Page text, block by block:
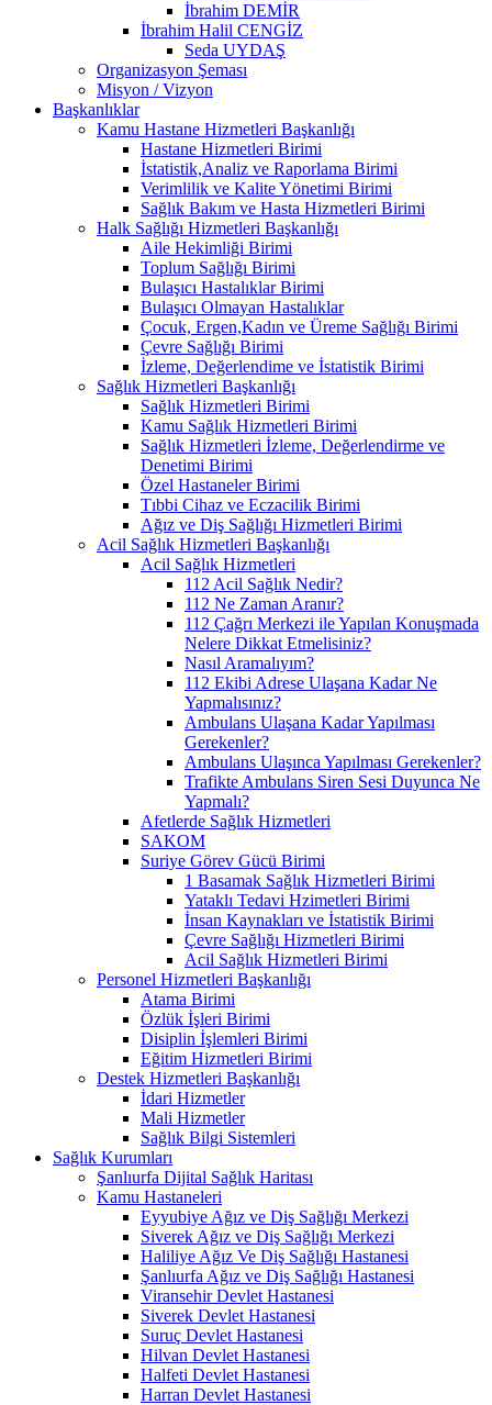
İbrahim DEMİR
İbrahim Halil CENGİZ
Seda UYDAŞ
Organizasyon Şeması
Misyon / Vizyon
Başkanlıklar
Kamu Hastane Hizmetleri Başkanlığı
Hastane Hizmetleri Birimi
İstatistik,Analiz ve Raporlama Birimi
Verimlilik ve Kalite Yönetimi Birimi
Sağlık Bakım ve Hasta Hizmetleri Birimi
Halk Sağlığı Hizmetleri Başkanlığı
Aile Hekimliği Birimi
Toplum Sağlığı Birimi
Bulaşıcı Hastalıklar Birimi
Bulaşıcı Olmayan Hastalıklar
Çocuk, Ergen,Kadın ve Üreme Sağlığı Birimi
Çevre Sağlığı Birimi
İzleme, Değerlendime ve İstatistik Birimi
Sağlık Hizmetleri Başkanlığı
Sağlık Hizmetleri Birimi
Kamu Sağlık Hizmetleri Birimi
Sağlık Hizmetleri İzleme, Değerlendirme ve
Denetimi Birimi
Özel Hastaneler Birimi
Tıbbi Cihaz ve Eczacilik Birimi
Ağız ve Diş Sağlığı Hizmetleri Birimi
Acil Sağlık Hizmetleri Başkanlığı
Acil Sağlık Hizmetleri
112 Acil Sağlık Nedir?
112 Ne Zaman Aranır?
112 Çağrı Merkezi ile Yapılan Konuşmada
Nelere Dikkat Etmelisiniz?
Nasıl Aramalıyım?
112 Ekibi Adrese Ulaşana Kadar Ne
Yapmalısınız?
Ambulans Ulaşana Kadar Yapılması
Gerekenler?
Ambulans Ulaşınca Yapılması Gerekenler?
Trafikte Ambulans Siren Sesi Duyunca Ne
Yapmalı?
Afetlerde Sağlık Hizmetleri
SAKOM
Suriye Görev Gücü Birimi
1 Basamak Sağlık Hizmetleri Birimi
Yataklı Tedavi Hzimetleri Birimi
İnsan Kaynakları ve İstatistik Birimi
Çevre Sağlığı Hizmetleri Birimi
Acil Sağlık Hizmetleri Birimi
Personel Hizmetleri Başkanlığı
Atama Birimi
Özlük İşleri Birimi
Disiplin İşlemleri Birimi
Eğitim Hizmetleri Birimi
Destek Hizmetleri Başkanlığı
İdari Hizmetler
Mali Hizmetler
Sağlık Bilgi Sistemleri
Sağlık Kurumları
Şanlıurfa Dijital Sağlık Haritası
Kamu Hastaneleri
Eyyubiye Ağız ve Diş Sağlığı Merkezi
Siverek Ağız ve Diş Sağlığı Merkezi
Haliliye Ağız Ve Diş Sağlığı Hastanesi
Şanlıurfa Ağız ve Diş Sağlığı Hastanesi
Viransehir Devlet Hastanesi
Siverek Devlet Hastanesi
Suruç Devlet Hastanesi
Hilvan Devlet Hastanesi
Halfeti Devlet Hastanesi
Harran Devlet Hastanesi